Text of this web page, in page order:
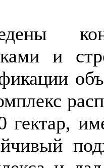
и